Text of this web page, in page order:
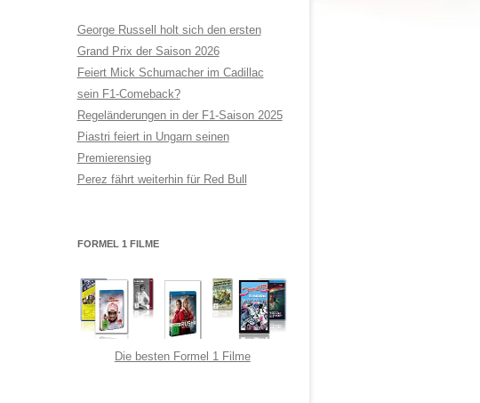
George Russell holt sich den ersten
Grand Prix der Saison 2026
Feiert Mick Schumacher im Cadillac
sein F1-Comeback?
Regeländerungen in der F1-Saison 2025
Piastri feiert in Ungarn seinen
Premierensieg
Perez fährt weiterhin für Red Bull
FORMEL 1 FILME
Die besten Formel 1 Filme